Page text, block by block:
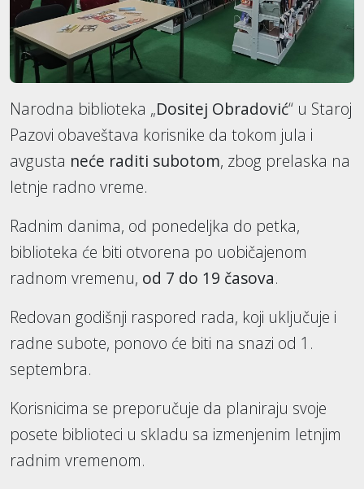
Narodna biblioteka „Dositej Obradović“ u Staroj
Pazovi obaveštava korisnike da tokom jula i
avgusta neće raditi subotom, zbog prelaska na
letnje radno vreme.
Radnim danima, od ponedeljka do petka,
biblioteka će biti otvorena po uobičajenom
radnom vremenu, od 7 do 19 časova.
Redovan godišnji raspored rada, koji uključuje i
radne subote, ponovo će biti na snazi od 1.
septembra.
Korisnicima se preporučuje da planiraju svoje
posete biblioteci u skladu sa izmenjenim letnjim
radnim vremenom.